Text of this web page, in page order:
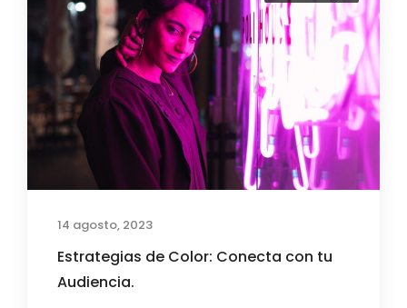
14 agosto, 2023
Estrategias de Color: Conecta con tu
Audiencia.